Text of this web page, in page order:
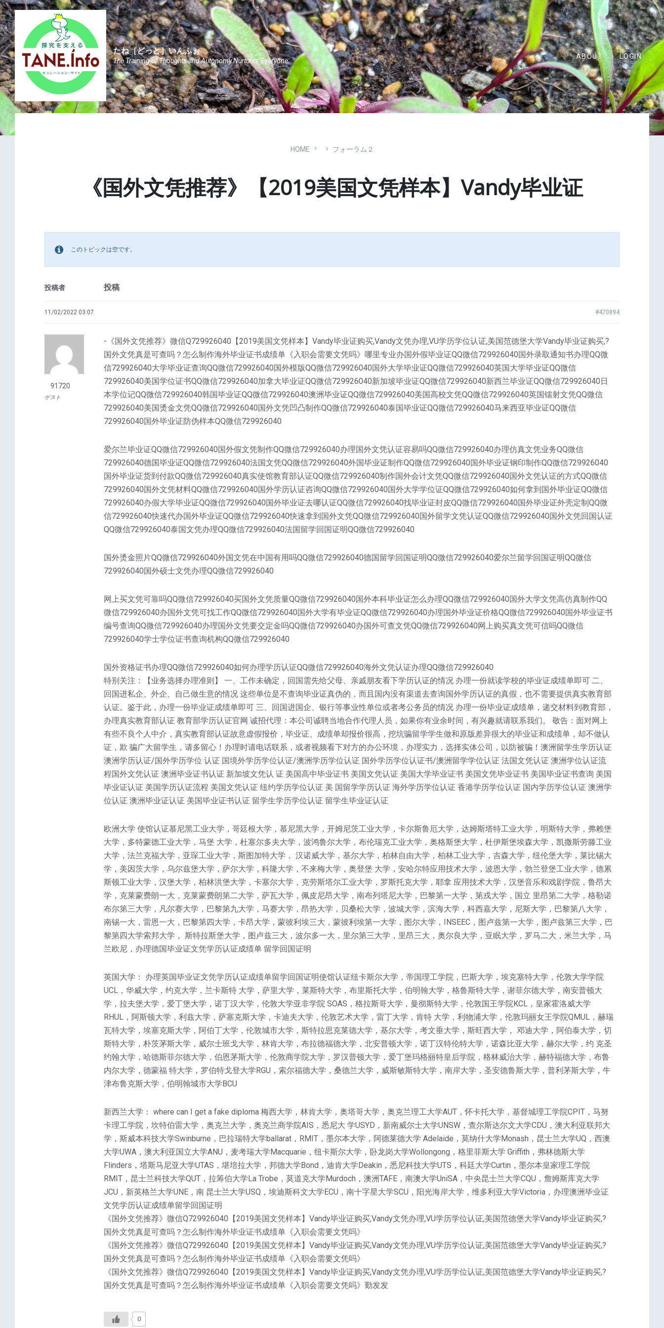
Skip
to
content
Skip
to
main
navigation
Skip
to
footer
たね［どっと］いんふぉ
The Training of Thoughts and Autonomy Nurtures Everyone.
ABOUT LOGIN
HOME フォーラム２
《国外文凭推荐》【2019美国文凭样本】Vandy毕业证
このトピックは空です。
投稿者 投稿
11/02/2022 03:07 #470894
91720
ゲスト
-《国外文凭推荐》微信Q729926040【2019美国文凭样本】Vandy毕业证购买,Vandy文凭办理,VU学历学位认证,美国范德堡大学Vandy毕业证购买,?
国外文凭真是可查吗？怎么制作海外毕业证书成绩单《入职会需要文凭吗》哪里专业办国外假毕业证QQ微信729926040国外录取通知书办理QQ微
信729926040大学毕业证查询QQ微信729926040国外模版QQ微信729926040国外大学毕业证QQ微信729926040英国大学毕业证QQ微信
729926040美国学位证书QQ微信729926040加拿大毕业证QQ微信729926040新加坡毕业证QQ微信729926040新西兰毕业证QQ微信729926040日
本学位记QQ微信729926040韩国毕业证QQ微信729926040澳洲毕业证QQ微信729926040美国高校文凭QQ微信729926040英国镭射文凭QQ微信
729926040美国烫金文凭QQ微信729926040国外文凭凹凸制作QQ微信729926040泰国毕业证QQ微信729926040马来西亚毕业证QQ微信
729926040国外毕业证防伪样本QQ微信729926040
爱尔兰毕业证QQ微信729926040国外假文凭制作QQ微信729926040办理国外文凭认证容易吗QQ微信729926040办理仿真文凭业务QQ微信
729926040德国毕业证QQ微信729926040法国文凭QQ微信729926040外国毕业证制作QQ微信729926040国外毕业证钢印制作QQ微信729926040
国外毕业证货到付款QQ微信729926040真实使馆教育部认证QQ微信729926040制作国外会计文凭QQ微信729926040国外文凭认证的方式QQ微信
729926040国外文凭材料QQ微信729926040国外学历认证咨询QQ微信729926040国外大学学位证QQ微信729926040如何拿到国外毕业证QQ微信
729926040办假大学毕业证QQ微信729926040国外毕业证去哪认证QQ微信729926040找毕业证封皮QQ微信729926040国外毕业证外壳定制QQ微
信729926040快速代办国外毕业证QQ微信729926040快速拿到国外文凭QQ微信729926040国外留学文凭认证QQ微信729926040国外文凭回国认证
QQ微信729926040泰国文凭办理QQ微信729926040法国留学回国证明QQ微信729926040
国外烫金照片QQ微信729926040外国文凭在中国有用吗QQ微信729926040德国留学回国证明QQ微信729926040爱尔兰留学回国证明QQ微信
729926040国外硕士文凭办理QQ微信729926040
网上买文凭可靠吗QQ微信729926040买国外文凭质量QQ微信729926040国外本科毕业证怎么办理QQ微信729926040国外大学文凭高仿真制作QQ
微信729926040办国外文凭可找工作QQ微信729926040国外大学有毕业证QQ微信729926040办理国外毕业证价格QQ微信729926040国外毕业证书
编号查询QQ微信729926040办理国外文凭要交定金吗QQ微信729926040办国外可查文凭QQ微信729926040网上购买真文凭可信吗QQ微信
729926040学士学位证书查询机构QQ微信729926040
国外资格证书办理QQ微信729926040如何办理学历认证QQ微信729926040海外文凭认证办理QQ微信729926040
特别关注：【业务选择办理准则】 一、工作未确定，回国需先给父母、亲戚朋友看下学历认证的情况 办理一份就读学校的毕业证成绩单即可 二、
回国进私企、外企、自己做生意的情况 这些单位是不查询毕业证真伪的，而且国内没有渠道去查询国外学历认证的真假，也不需要提供真实教育部
认证。鉴于此，办理一份毕业证成绩单即可 三、回国进国企、银行等事业性单位或者考公务员的情况 办理一份毕业证成绩单，递交材料到教育部，
办理真实教育部认证 教育部学历认证官网 诚招代理：本公司诚聘当地合作代理人员，如果你有业余时间，有兴趣就请联系我们。 敬告：面对网上
有些不良个人中介，真实教育部认证故意虚假报价，毕业证、成绩单却报价很高，挖坑骗留学学生做和原版差异很大的毕业证和成绩单，却不做认
证，欺 骗广大留学生，请多留心！办理时请电话联系，或者视频看下对方的办公环境，办理实力，选择实体公司，以防被骗！澳洲留学生学历认证
澳洲学历认证/国外学历学位 认证 国境外学历学位认证/澳洲学历学位认证 国外学历学位认证书/澳洲留学学位认证 法国文凭认证 澳洲学位认证流
程国外文凭认证 澳洲毕业证书认证 新加坡文凭认 证 美国高中毕业证书 美国文凭认证 美国大学毕业证书 美国文凭毕业证书 美国毕业证书查询 美国
毕业证认证 美国学历认证流程 美国文凭认证 纽约学历学位认证 美 国留学学历认证 海外学历学位认证 香港学历学位认证 国内学历学位认证 澳洲学
位认证 澳洲毕业证认证 美国毕业证书认证 留学生学历学位认证 留学生毕业证认证
欧洲大学 使馆认证慕尼黑工业大学，哥廷根大学，慕尼黑大学，开姆尼茨工业大学，卡尔斯鲁厄大学，达姆斯塔特工业大学，明斯特大学，弗赖堡
大学，多特蒙德工业大学，马堡 大学，杜塞尔多夫大学，波鸿鲁尔大学，布伦瑞克工业大学，奥格斯堡大学，杜伊斯堡埃森大学，凯撒斯劳滕工业
大学，法兰克福大学，亚琛工业大学，斯图加特大学， 汉诺威大学，基尔大学，柏林自由大学，柏林工业大学，吉森大学，纽伦堡大学，莱比锡大
学，美因茨大学，乌尔兹堡大学，萨尔大学，科隆大学，不来梅大学，奥登堡 大学，安哈尔特应用技术大学，波恩大学，勃兰登堡工业大学，德累
斯顿工业大学，汉堡大学，柏林洪堡大学，卡塞尔大学，克劳斯塔尔工业大学，罗斯托克大学，耶拿 应用技术大学，汉堡音乐和戏剧学院，鲁昂大
学，克莱蒙费朗一大，克莱蒙费朗第二大学，萨瓦大学，佩皮尼昂大学，南布列塔尼大学，巴黎第一大学，第戎大学，国立 里昂第二大学，格勒诺
布尔第三大学，凡尔赛大学，巴黎第九大学，马赛大学，昂热大学，贝桑松大学，波城大学，滨海大学，科西嘉大学，尼斯大学，巴黎第八大学，
南锡一大，雷恩一大，巴黎第四大学，卡昂大学，蒙彼利埃三大，蒙彼利埃第一大学，图尔大学，INSEEC，图卢兹第一大学，图卢兹第三大学，巴
黎第四大学索邦大学， 斯特拉斯堡大学，图卢兹三大，波尔多一大，里尔第三大学，里昂三大，奥尔良大学，亚眠大学，罗马二大，米兰大学，马
兰欧尼，办理德国毕业证文凭学历认证成绩单 留学回国证明
英国大学： 办理英国毕业证文凭学历认证成绩单留学回国证明使馆认证纽卡斯尔大学，帝国理工学院，巴斯大学，埃克塞特大学，伦敦大学学院
UCL，华威大学，约克大学，兰卡斯特 大学，萨里大学，莱斯特大学，布里斯托大学，伯明翰大学，格鲁斯特大学，谢菲尔德大学，南安普顿大
学，拉夫堡大学，爱丁堡大学，诺丁汉大学，伦敦大学亚非学院 SOAS，格拉斯哥大学，曼彻斯特大学，伦敦国王学院KCL，皇家霍洛威大学
RHUL，阿斯顿大学，利兹大学，萨塞克斯大学，卡迪夫大学，伦敦艺术大学，雷丁大学，肯特 大学，利物浦大学，伦敦玛丽女王学院QMUL，赫瑞
瓦特大学，埃塞克斯大学，阿伯丁大学，伦敦城市大学，斯特拉思克莱德大学，基尔大学，考文垂大学，斯旺西大学， 邓迪大学，阿伯泰大学，切
斯特大学，朴茨茅斯大学，威尔士班戈大学，林肯大学，布拉德福德大学，北安普顿大学，诺丁汉特伦特大学，诺森比亚大学，赫尔大学，约 克圣
约翰大学，哈德斯菲尔德大学，伯恩茅斯大学，伦敦商学院大学，罗汉普顿大学，爱丁堡玛格丽特皇后学院，格林威治大学，赫特福德大学，布鲁
内尔大学，德蒙福 特大学，罗伯特戈登大学RGU，索尔福德大学，桑德兰大学，威斯敏斯特大学，南岸大学，圣安德鲁斯大学，普利茅斯大学，牛
津布鲁克斯大学，伯明翰城市大学BCU
新西兰大学： where can I get a fake diploma 梅西大学，林肯大学，奥塔哥大学，奥克兰理工大学AUT，怀卡托大学，基督城理工学院CPIT，马努
卡理工学院，坎特伯雷大学，奥克兰大学，奥克兰商学院AIS，悉尼大 学USYD，新南威尔士大学UNSW，查尔斯达尔文大学CDU，澳大利亚联邦大
学，斯威本科技大学Swinburne，巴拉瑞特大学ballarat，RMIT，墨尔本大学，阿德莱德大学 Adelaide，莫纳什大学Monash，昆士兰大学UQ，西澳
大学UWA，澳大利亚国立大学ANU，麦考瑞大学Macquarie，纽卡斯尔大学，卧龙岗大学Wollongong，格里菲斯大学 Griffith，弗林德斯大学
Flinders，塔斯马尼亚大学UTAS，堪培拉大学，邦德大学Bond，迪肯大学Deakin，悉尼科技大学UTS，科廷大学Curtin，墨尔本皇家理工学院
RMIT，昆士兰科技大学QUT，拉筹伯大学La Trobe，莫道克大学Murdoch，澳洲TAFE，南澳大学UniSA，中央昆士兰大学CQU，詹姆斯库克大学
JCU，新英格兰大学UNE，南 昆士兰大学USQ，埃迪斯科文大学ECU，南十字星大学SCU，阳光海岸大学，维多利亚大学Victoria，办理澳洲毕业证
文凭学历认证成绩单留学回国证明
《国外文凭推荐》微信Q729926040【2019美国文凭样本】Vandy毕业证购买,Vandy文凭办理,VU学历学位认证,美国范德堡大学Vandy毕业证购买,?
国外文凭真是可查吗？怎么制作海外毕业证书成绩单《入职会需要文凭吗》
《国外文凭推荐》微信Q729926040【2019美国文凭样本】Vandy毕业证购买,Vandy文凭办理,VU学历学位认证,美国范德堡大学Vandy毕业证购买,?
国外文凭真是可查吗？怎么制作海外毕业证书成绩单《入职会需要文凭吗》
《国外文凭推荐》微信Q729926040【2019美国文凭样本】Vandy毕业证购买,Vandy文凭办理,VU学历学位认证,美国范德堡大学Vandy毕业证购买,?
国外文凭真是可查吗？怎么制作海外毕业证书成绩单《入职会需要文凭吗》勤发发
0